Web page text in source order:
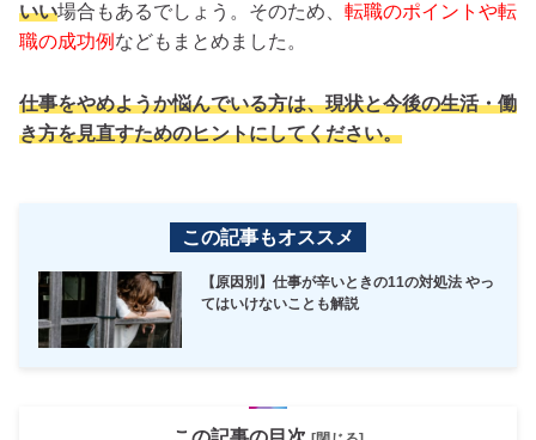
いい場合もあるでしょう。そのため、 転職のポイントや転
職の成功例 などもまとめました。
仕事をやめようか悩んでいる方は、現状と今後の生活・働
き方を見直すためのヒントにしてください。
この記事もオススメ
【原因別】仕事が辛いときの11の対処法 やっ
てはいけないことも解説